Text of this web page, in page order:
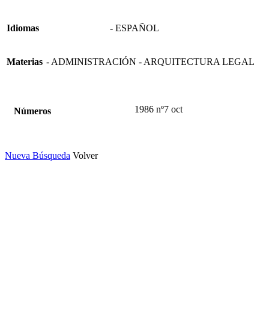
Idiomas - ESPAÑOL
Materias - ADMINISTRACIÓN - ARQUITECTURA LEGAL
Números 1986 nº7 oct
Nueva Búsqueda Volver